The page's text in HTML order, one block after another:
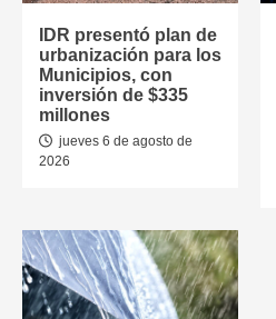
IDR presentó plan de
urbanización para los
Municipios, con
inversión de $335
millones
jueves 6 de agosto de
2026